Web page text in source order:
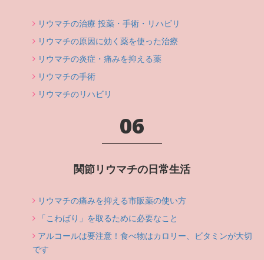
リウマチの治療 投薬・手術・リハビリ
リウマチの原因に効く薬を使った治療
リウマチの炎症・痛みを抑える薬
リウマチの手術
リウマチのリハビリ
06
関節リウマチの日常生活
リウマチの痛みを抑える市販薬の使い方
「こわばり」を取るために必要なこと
アルコールは要注意！食べ物はカロリー、ビタミンが大切
です